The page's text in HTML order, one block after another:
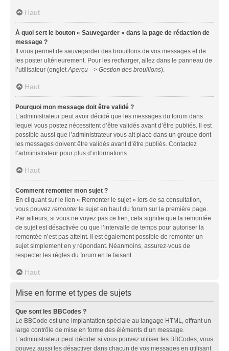
Haut
À quoi sert le bouton « Sauvegarder » dans la page de rédaction de
message ?
Il vous permet de sauvegarder des brouillons de vos messages et de
les poster ultérieurement. Pour les recharger, allez dans le panneau de
l’utilisateur (onglet Aperçu --> Gestion des brouillons).
Haut
Pourquoi mon message doit être validé ?
L’administrateur peut avoir décidé que les messages du forum dans
lequel vous postez nécessitent d’être validés avant d’être publiés. Il est
possible aussi que l’administrateur vous ait placé dans un groupe dont
les messages doivent être validés avant d’être publiés. Contactez
l’administrateur pour plus d’informations.
Haut
Comment remonter mon sujet ?
En cliquant sur le lien « Remonter le sujet » lors de sa consultation,
vous pouvez remonterle sujet en haut du forum sur la première page.
Par ailleurs, si vous ne voyez pas ce lien, cela signifie que la remontée
de sujet est désactivée ou que l’intervalle de temps pour autoriser la
remontée n’est pas atteint. Il est également possible de remonter un
sujet simplement en y répondant. Néanmoins, assurez-vous de
respecter les règles du forum en le faisant.
Haut
Mise en forme et types de sujets
Que sont les BBCodes ?
Le BBCode est une implantation spéciale au langage HTML, offrant un
large contrôle de mise en forme des éléments d’un message.
L’administrateur peut décider si vous pouvez utiliser les BBCodes, vous
pouvez aussi les désactiver dans chacun de vos messages en utilisant